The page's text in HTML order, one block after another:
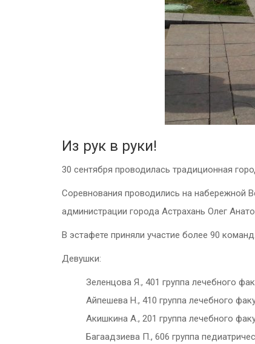
Из рук в руки!
30 сентября проводилась традиционная
Соревнования проводились на набережной
администрации города Астрахань Олег
В эстафете приняли участие более 90
Девушки:
Зеленцова Я., 401 группа лечебного
Айпешева Н., 410 группа лечебного
Акишкина А., 201 группа лечебного
Багаадзиева П., 606 группа